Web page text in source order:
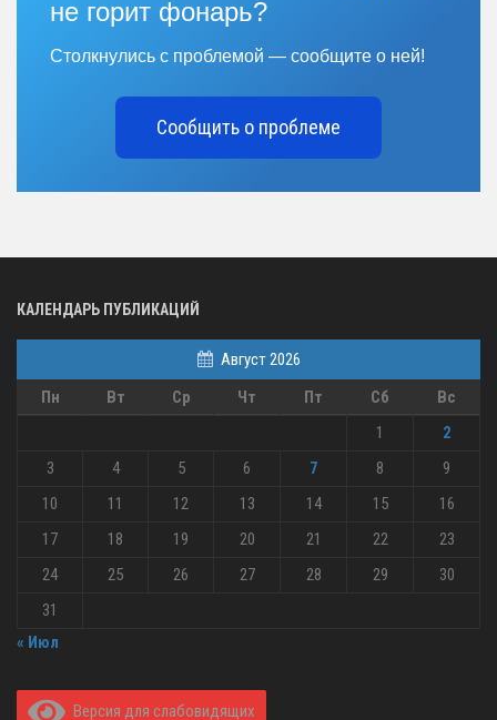
не горит фонарь?
Столкнулись с проблемой — сообщите о ней!
Сообщить о проблеме
КАЛЕНДАРЬ ПУБЛИКАЦИЙ
Август 2026
Пн
Вт Ср Чт Пт Сб
Вс
1
2
3
4 5 6 7 8
9
10
11 12 13 14 15
16
17
18 19 20 21 22
23
24
25 26 27 28 29
30
31
« Июл
Версия для слабовидящих